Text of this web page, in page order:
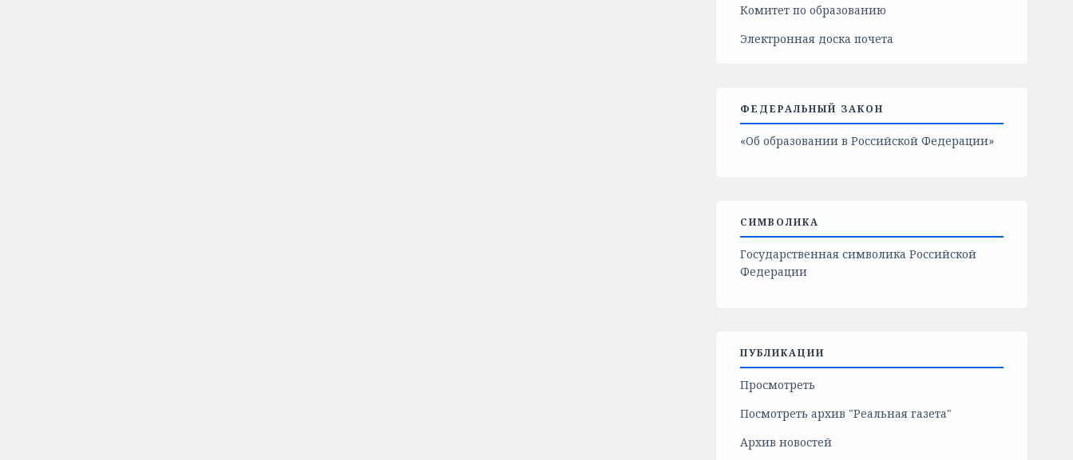
Комитет по образованию
Электронная доска почета
ФЕДЕРАЛЬНЫЙ ЗАКОН
«Об образовании в Российской Федерации»
СИМВОЛИКА
Государственная символика Российской
Федерации
ПУБЛИКАЦИИ
Просмотреть
Посмотреть архив "Реальная газета"
Архив новостей